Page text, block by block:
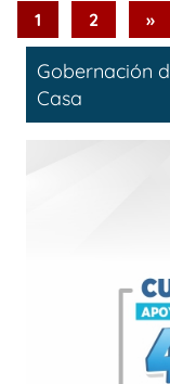
Paginación
de
entradas
1 2 »
Gobernación
Casa